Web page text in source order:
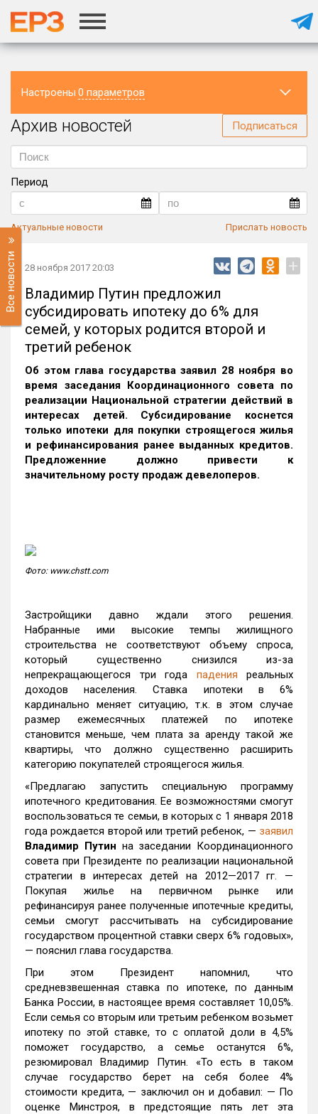
Настроены 0 параметров
Регион
Архив новостей Подписаться
Период
Актуальные новости Прислать новость
Все новости 28 ноября 2017 20:03 +
Владимир Путин предложил
субсидировать ипотеку до 6% для
семей, у которых родится второй и
третий ребенок
Об этом глава государства заявил 28 ноября во
время заседания Координационного совета по
реализации Национальной стратегии действий в
интересах детей. Субсидирование коснется
только ипотеки для покупки строящегося жилья
и рефинансирования ранее выданных кредитов.
Предложенние должно привести к
значительному росту продаж девелоперов.
Фото: www.chstt.com
Застройщики давно ждали этого решения.
Набранные ими высокие темпы жилищного
строительства не соответствуют объему спроса,
который существенно снизился из-за
непрекращающегося три года падения реальных
доходов населения. Ставка ипотеки в 6%
кардинально меняет ситуацию, т.к. в этом случае
размер ежемесячных платежей по ипотеке
становится меньше, чем плата за аренду такой же
квартиры, что должно существенно расширить
категорию покупателей строящегося жилья.
«Предлагаю запустить специальную программу
ипотечного кредитования. Ее возможностями смогут
воспользоваться те семьи, в которых с 1 января 2018
года рождается второй или третий ребенок, — заявил
Владимир Путин на заседании Координационного
совета при Президенте по реализации национальной
стратегии в интересах детей на 2012—2017 гг. —
Покупая жилье на первичном рынке или
рефинансируя ранее полученные ипотечные кредиты,
семьи смогут рассчитывать на субсидирование
государством процентной ставки сверх 6% годовых»,
— пояснил глава государства.
При этом Президент напомнил, что
средневзвешенная ставка по ипотеке, по данным
Банка России, в настоящее время составляет 10,05%.
Если семья со вторым или третьим ребенком возьмет
ипотеку по этой ставке, то с оплатой доли в 4,5%
поможет государство, а семье останутся 6%,
резюмировал Владимир Путин. «То есть в таком
случае государство берет на себя более 4%
стоимости кредита, — заключил он и добавил: — По
оценке Минстроя, в предстоящие пять лет эта